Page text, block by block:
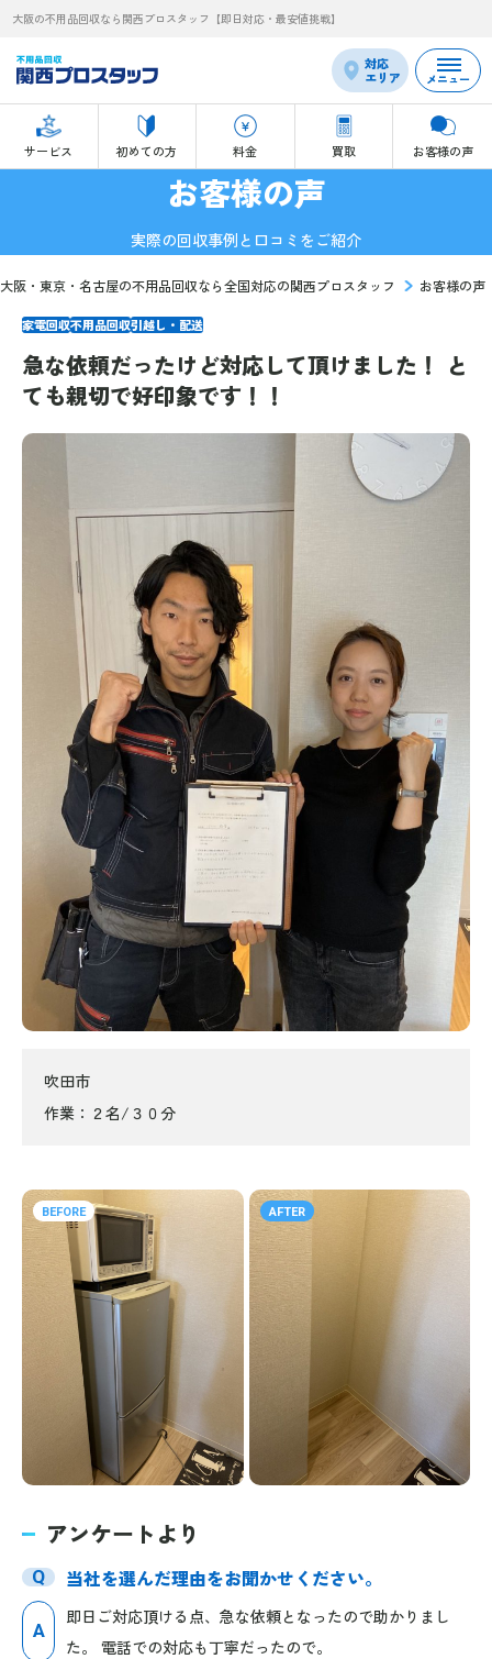
大阪の不用品回収なら関西プロスタッフ【即日対応・最安値挑戦】
対応
エリア
サービス 初めての方 料金 買取 お客様の声
メニュー
お客様の声
実際の回収事例と口コミをご紹介
大阪・東京・名古屋の不用品回収なら全国対応の関西プロスタッフ お客様の声
家電回収不用品回収引越し・配送
急な依頼だったけど対応して頂けました！ と
ても親切で好印象です！！
吹田市
作業
２名/３０分
BEFORE AFTER
アンケートより
Q 当社を選んだ理由をお聞かせください。
A
即日ご対応頂ける点、急な依頼となったので助かりまし
た。 電話での対応も丁寧だったので。